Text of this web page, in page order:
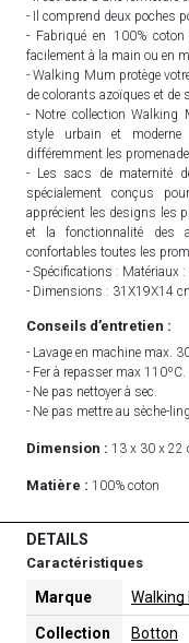
- Il comprend deux poches
- Fabriqué en 100%
facilement à la main ou en
- Walking Mum protège
de colorants azoïques et de
- Notre collection Walking
style urbain et
différemment les
- Les sacs de maternité
spécialement conçus
apprécient les designs les
et la fonctionnalité des
confortables toutes les
- Spécifications : Matériaux
- Dimensions : 31X19X14
Conseils d’entretien :
- Lavage en machine max.
- Fer à repasser max 110ºC.
- Ne pas nettoyer à sec.
- Ne pas mettre au sèche-
Dimension : 13 x 30 x 22
Matière : 100% coton
DETAILS
Caractéristiques
Marque Walking
Collection Botton